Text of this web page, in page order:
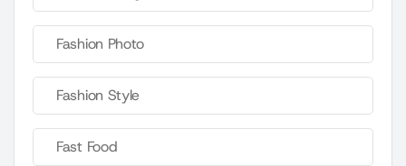
Fashion Photo
Fashion Style
Fast Food